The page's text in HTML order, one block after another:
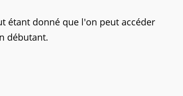
étant donné que l'on peut accéder
débutant.